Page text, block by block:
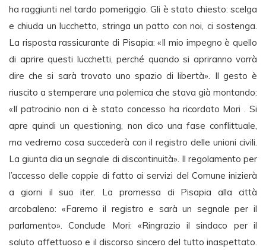
ha raggiunti nel tardo pomeriggio. Gli è stato chiesto: scelga
e chiuda un lucchetto, stringa un patto con noi, ci sostenga.
La risposta rassicurante di Pisapia: «Il mio impegno è quello
di aprire questi lucchetti, perché quando si apriranno vorrà
dire che si sarà trovato uno spazio di libertà». Il gesto è
riuscito a stemperare una polemica che stava già montando:
«Il patrocinio non ci è stato concesso ha ricordato Mori . Si
apre quindi un questioning, non dico una fase conflittuale,
ma vedremo cosa succederà con il registro delle unioni civili.
La giunta dia un segnale di discontinuità». Il regolamento per
l’accesso delle coppie di fatto ai servizi del Comune inizierà
a giorni il suo iter. La promessa di Pisapia alla città
arcobaleno: «Faremo il registro e sarà un segnale per il
parlamento». Conclude Mori: «Ringrazio il sindaco per il
saluto affettuoso e il discorso sincero del tutto inaspettato.